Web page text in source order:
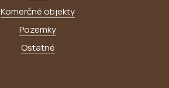
Komerčné objekty
Pozemky
Ostatné